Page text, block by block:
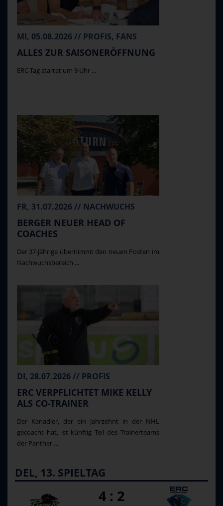
MI, 05.08.2026 // PROFIS, FANS
ALLES ZUR SAISONERÖFFNUNG
ERC-Tag startet um 9 Uhr ...
FR, 31.07.2026 // NACHWUCHS
BERGER NEUER HEAD OF
COACHES
Der 37-Jährige übernimmt den neuen Posten im
Nachwuchsbereich ...
DI, 28.07.2026 // PROFIS
ERC VERPFLICHTET MIKE KELLY
ALS CO-TRAINER
Der Kanadier, der ein Jahrzehnt in der NHL
gecoacht hat, ist künftig Teil des Trainerteams
der Panther ...
DEL, 13. SPIELTAG
4 : 2